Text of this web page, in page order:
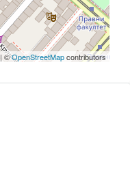
| ©OpenStreetMapcontributors